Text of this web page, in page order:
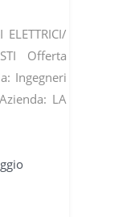
Offerta
Ingegneri
LA